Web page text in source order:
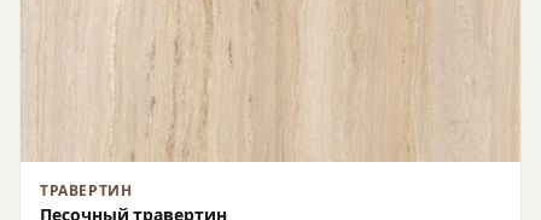
ТРАВЕРТИН
Песочный травертин